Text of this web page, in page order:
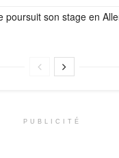
poursuit son stage en
PUBLICITÉ